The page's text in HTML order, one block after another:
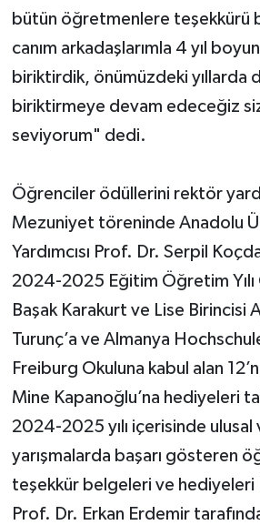
bütün öğretmenlere teşekkürü
canım arkadaşlarımla 4 yıl
biriktirdik, önümüzdeki yıllarda
biriktirmeye devam edeceğiz
seviyorum" dedi.
Öğrenciler ödüllerini rektör
Mezuniyet töreninde Anadolu
Yardımcısı Prof. Dr. Serpil
2024-2025 Eğitim Öğretim Yılı
Başak Karakurt ve Lise Birincisi
Turunç’a ve Almanya
Freiburg Okuluna kabul alan
Mine Kapanoğlu’na hediyeleri
2024-2025 yılı içerisinde ulusal
yarışmalarda başarı gösteren
teşekkür belgeleri ve hediyeleri
Prof. Dr. Erkan Erdemir